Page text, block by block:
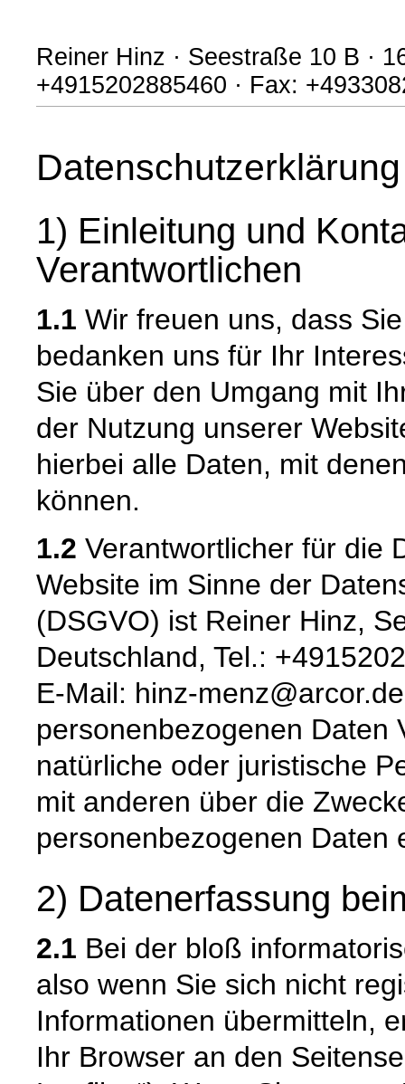
Reiner Hinz · Seestraße 10 B ·
+4915202885460 · Fax:
Datenschutzerklärung
1) Einleitung und
Verantwortlichen
1.1 Wir freuen uns, dass
bedanken uns für Ihr
Sie über den Umgang mit
der Nutzung unserer
hierbei alle Daten, mit
können.
1.2 Verantwortlicher für die
Website im Sinne der
(DSGVO) ist Reiner Hinz,
Deutschland, Tel.:
E-Mail: hinz-
personenbezogenen Daten
natürliche oder juristische
mit anderen über die
personenbezogenen Daten
2) Datenerfassung
2.1 Bei der bloß
also wenn Sie sich nicht
Informationen übermitteln,
Ihr Browser an den